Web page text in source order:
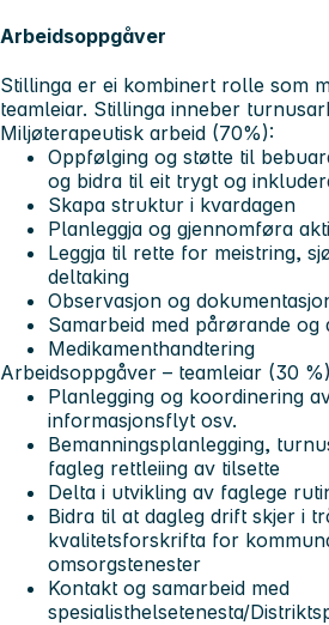
Arbeidsoppgåver
Stillinga er ei kombinert rolle som
teamleiar. Stillinga inneber
Miljøterapeutisk arbeid (70%):
Oppfølging og støtte til
og bidra til eit trygt og
Skapa struktur i kvardagen
Planleggja og gjennomføra
Leggja til rette for meistring,
deltaking
Observasjon og
Samarbeid med pårørande
Medikamenthandtering
Arbeidsoppgåver – teamleiar (30 %)
Planlegging og koordinering
informasjonsflyt osv.
Bemanningsplanlegging,
fagleg rettleiing av tilsette
Delta i utvikling av faglege
Bidra til at dagleg drift skjer i
kvalitetsforskrifta for
omsorgstenester
Kontakt og samarbeid med
spesialisthelsetenesta/